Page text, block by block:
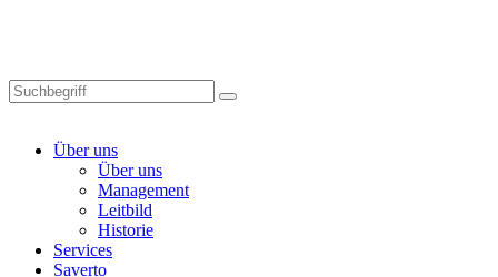
content
Über uns
Über uns
Management
Leitbild
Historie
Services
Saverto